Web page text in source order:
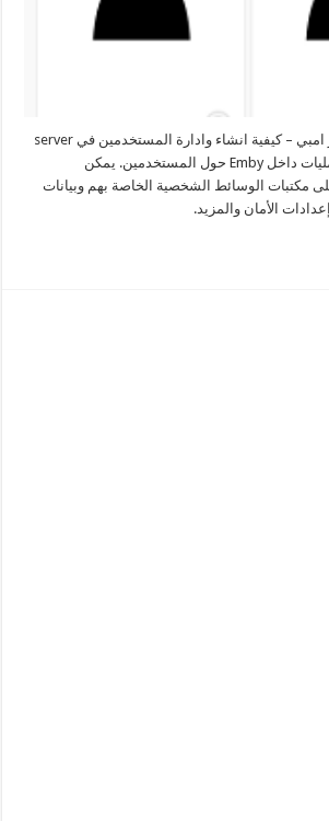
المستخدمين في سيرفر امبي – كيفية انشاء وادارة المستخدمين في server
emby تستند معظم العمليات داخل Emby حول المستخدمين. يمكن
مكتبات الوسائط الشخصية الخاصة بهم وبيانات
الأمان والمزيد.